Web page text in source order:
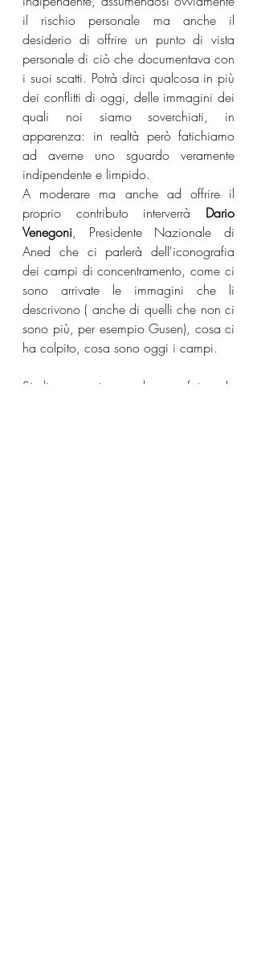
il rischio personale ma anche il
desiderio di offrire un punto di vista
personale di ciò che documentava con
i suoi scatti. Potrà dirci qualcosa in più
dei conflitti di oggi, delle immagini dei
quali noi siamo soverchiati, in
apparenza: in realtà però fatichiamo
ad averne uno sguardo veramente
indipendente e limpido.
A moderare ma anche ad offrire il
proprio contributo interverrà Dario
Venegoni, Presidente Nazionale di
Aned che ci parlerà dell'iconografia
dei campi di concentramento, come ci
sono arrivate le immagini che li
descrivono ( anche di quelli che non ci
sono più, per esempio Gusen), cosa ci
ha colpito, cosa sono oggi i campi.
Si diceva un tempo che una foto vale